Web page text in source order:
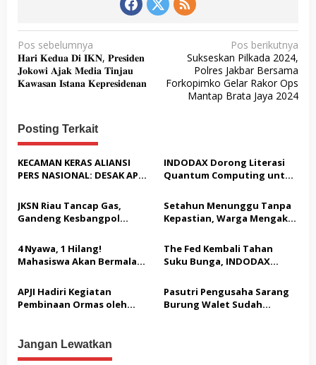
N
a
v
g
a
s
i
p
o
s
Pos sebelumnya
𝐇𝐚𝐫𝐢 𝐊𝐞𝐝𝐮𝐚 𝐃𝐢 𝐈𝐊𝐍, 𝐏𝐫𝐞𝐬𝐢𝐝𝐞𝐧
𝐉𝐨𝐤𝐨𝐰𝐢 𝐀𝐣𝐚𝐤 𝐌𝐞𝐝𝐢𝐚 𝐓𝐢𝐧𝐣𝐚𝐮
𝐊𝐚𝐰𝐚𝐬𝐚𝐧 𝐈𝐬𝐭𝐚𝐧𝐚 𝐊𝐞𝐩𝐫𝐞𝐬𝐢𝐝𝐞𝐧𝐚𝐧
Pos berikutnya
Sukseskan Pilkada 2024,
Polres Jakbar Bersama
Forkopimko Gelar Rakor Ops
Mantap Brata Jaya 2024
Posting Terkait
KECAMAN KERAS ALIANSI
PERS NASIONAL: DESAK APH
TERHADAP JURNALIS DAN
USUT TUNTAS GURITA
PUNGLI BERJAMAAH SERTA
KEPALA DINAS PENDIDIKAN
INDODAX Dorong Literasi
Quantum Computing untuk
Blockchain
JKSN Riau Tancap Gas,
Gandeng Kesbangpol
Kebangsaan dan Moderasi
Beragama
Setahun Menunggu Tanpa
Kepastian, Warga Mengaku
Tak Terealisasi
4 Nyawa, 1 Hilang!
Mahasiswa Akan Bermalam
The Fed Kembali Tahan
Suku Bunga, INDODAX
Dorong Sentimen Pasar
APJI Hadiri Kegiatan
Pembinaan Ormas oleh
Pasutri Pengusaha Sarang
Burung Walet Sudah
Jangan Lewatkan